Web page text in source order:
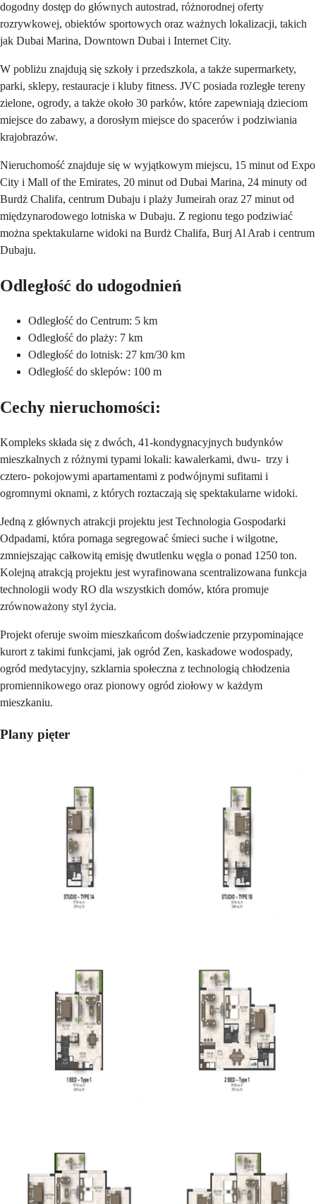
dogodny dostęp do głównych autostrad, różnorodnej oferty
rozrywkowej, obiektów sportowych oraz ważnych lokalizacji, takich
jak Dubai Marina, Downtown Dubai i Internet City.
W pobliżu znajdują się szkoły i przedszkola, a także supermarkety,
parki, sklepy, restauracje i kluby fitness. JVC posiada rozległe tereny
zielone, ogrody, a także około 30 parków, które zapewniają dzieciom
miejsce do zabawy, a dorosłym miejsce do spacerów i podziwiania
krajobrazów.
Nieruchomość znajduje się w wyjątkowym miejscu, 15 minut od Expo
City i Mall of the Emirates, 20 minut od Dubai Marina, 24 minuty od
Burdż Chalifa, centrum Dubaju i plaży Jumeirah oraz 27 minut od
międzynarodowego lotniska w Dubaju. Z regionu tego podziwiać
można spektakularne widoki na Burdż Chalifa, Burj Al Arab i centrum
Dubaju.
Odległość do udogodnień
Odległość do Centrum: 5 km
Odległość do plaży: 7 km
Odległość do lotnisk: 27 km/30 km
Odległość do sklepów: 100 m
Cechy nieruchomości:
Kompleks składa się z dwóch, 41-kondygnacyjnych budynków
mieszkalnych z różnymi typami lokali: kawalerkami, dwu- trzy i
cztero- pokojowymi apartamentami z podwójnymi sufitami i
ogromnymi oknami, z których roztaczają się spektakularne widoki.
Jedną z głównych atrakcji projektu jest Technologia Gospodarki
Odpadami, która pomaga segregować śmieci suche i wilgotne,
zmniejszając całkowitą emisję dwutlenku węgla o ponad 1250 ton.
Kolejną atrakcją projektu jest wyrafinowana scentralizowana funkcja
technologii wody RO dla wszystkich domów, która promuje
zrównoważony styl życia.
Projekt oferuje swoim mieszkańcom doświadczenie przypominające
kurort z takimi funkcjami, jak ogród Zen, kaskadowe wodospady,
ogród medytacyjny, szklarnia społeczna z technologią chłodzenia
promiennikowego oraz pionowy ogród ziołowy w każdym
mieszkaniu.
Plany pięter